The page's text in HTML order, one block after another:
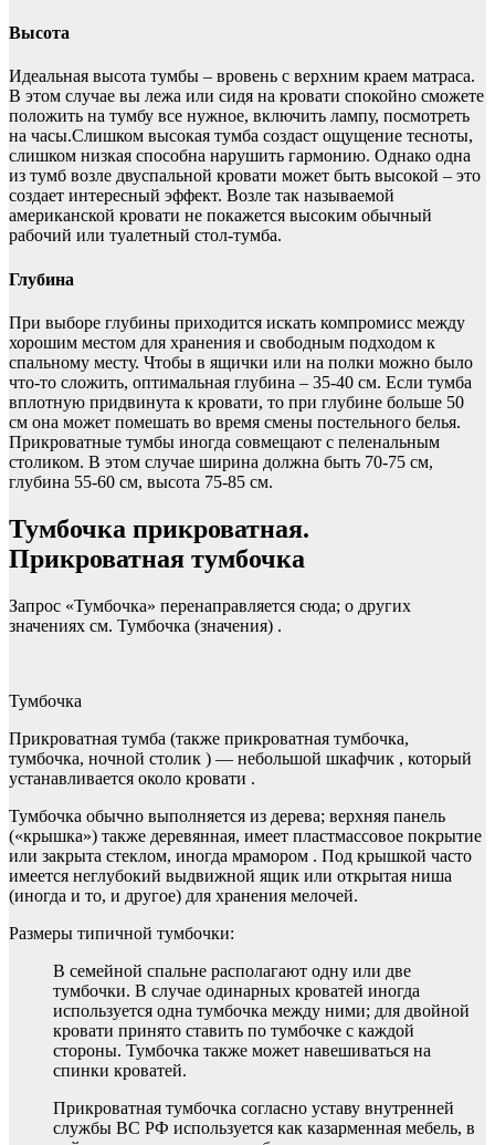
Высота
Идеальная высота тумбы – вровень с верхним краем матраса.
В этом случае вы лежа или сидя на кровати спокойно сможете
положить на тумбу все нужное, включить лампу, посмотреть
на часы.Слишком высокая тумба создаст ощущение тесноты,
слишком низкая способна нарушить гармонию. Однако одна
из тумб возле двуспальной кровати может быть высокой – это
создает интересный эффект. Возле так называемой
американской кровати не покажется высоким обычный
рабочий или туалетный стол-тумба.
Глубина
При выборе глубины приходится искать компромисс между
хорошим местом для хранения и свободным подходом к
спальному месту. Чтобы в ящички или на полки можно было
что-то сложить, оптимальная глубина – 35-40 см. Если тумба
вплотную придвинута к кровати, то при глубине больше 50
см она может помешать во время смены постельного белья.
Прикроватные тумбы иногда совмещают с пеленальным
столиком. В этом случае ширина должна быть 70-75 см,
глубина 55-60 см, высота 75-85 см.
Тумбочка прикроватная.
Прикроватная тумбочка
Запрос «Тумбочка» перенаправляется сюда; о других
значениях см. Тумбочка (значения) .
Тумбочка
Прикроватная тумба (также прикроватная тумбочка,
тумбочка, ночной столик ) — небольшой шкафчик , который
устанавливается около кровати .
Тумбочка обычно выполняется из дерева; верхняя панель
(«крышка») также деревянная, имеет пластмассовое покрытие
или закрыта стеклом, иногда мрамором . Под крышкой часто
имеется неглубокий выдвижной ящик или открытая ниша
(иногда и то, и другое) для хранения мелочей.
Размеры типичной тумбочки:
В семейной спальне располагают одну или две
тумбочки. В случае одинарных кроватей иногда
используется одна тумбочка между ними; для двойной
кровати принято ставить по тумбочке с каждой
стороны. Тумбочка также может навешиваться на
спинки кроватей.
Прикроватная тумбочка согласно уставу внутренней
службы ВС РФ используется как казарменная мебель, в